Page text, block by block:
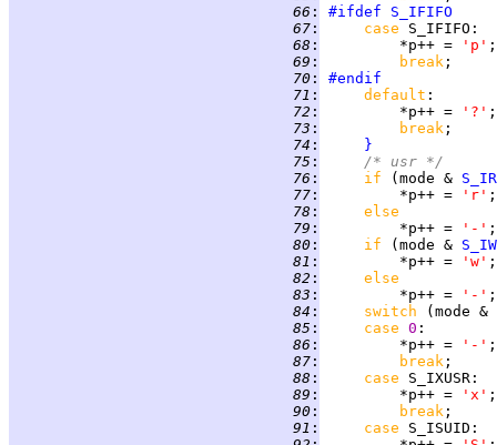
  66
: #ifdef
S_IFIFO
  67
: case S_IFIFO
  68
:
         *p++ =
'p'
  69
: break
  70
:
#endif
  71
: default
  72
:
         *p++ =
'?'
  73
: break
  74
:
}
  75
:
/* usr */
  76
: if (mode &
  77
:
         *p++ =
'r'
  78
:
else
  79
:
         *p++ =
'-'
  80
: if (mode &
  81
:
         *p++ =
'w'
  82
:
else
  83
:
         *p++ =
'-'
  84
: switch
(mode
  85
: case 0
  86
:
         *p++ =
'-'
  87
: break
  88
: case S_IXUSR
  89
:
         *p++ =
'x'
  90
: break
  91
: case S_ISUID